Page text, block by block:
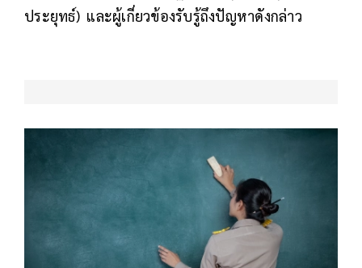
ประยุทธ์) และผู้เกี่ยวข้องรับรู้ถึงปัญหาดังกล่าว